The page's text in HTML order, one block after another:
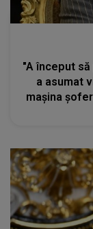
"A început să
a asumat
mașina